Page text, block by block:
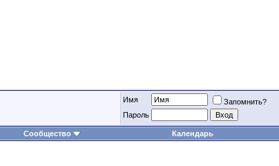
Имя
Запомнить?
Пароль
Сообщество Календарь